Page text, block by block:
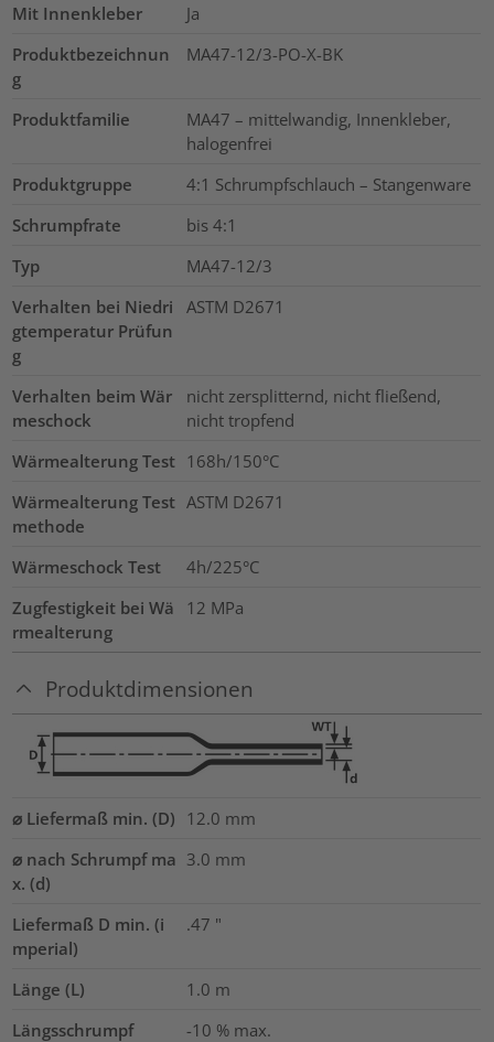
Mit Innenkleber
Ja
Produktbezeichnun
g
MA47-12/3-PO-X-BK
Produktfamilie
MA47 – mittelwandig, Innenkleber,
halogenfrei
Produktgruppe
4:1 Schrumpfschlauch – Stangenware
Schrumpfrate
bis 4:1
Typ
MA47-12/3
Verhalten bei Niedri
gtemperatur Prüfun
g
ASTM D2671
Verhalten beim Wär
meschock
nicht zersplitternd, nicht fließend,
nicht tropfend
Wärmealterung Test 168h/150°C
Wärmealterung Test
methode
ASTM D2671
Wärmeschock Test
4h/225°C
Zugfestigkeit bei Wä
rmealterung
12 MPa
Produktdimensionen
⌀ Liefermaß min. (D) 12.0 mm
⌀ nach Schrumpf ma
x. (d)
3.0 mm
Liefermaß D min. (i
mperial)
.47 "
Länge (L) 1.0 m
Längsschrumpf
-10 % max.